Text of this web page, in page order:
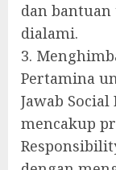
dan
dialami.
3.
Pertamina
Jawab
mencakup